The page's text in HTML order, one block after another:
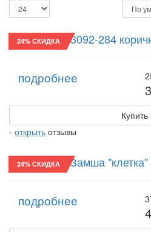
24% СКИДКА
"Ватсон"/30 3092-284
подробнее
Купить
- открыть отзывы
24% СКИДКА
"Ватсон"/30 Замша
подробнее